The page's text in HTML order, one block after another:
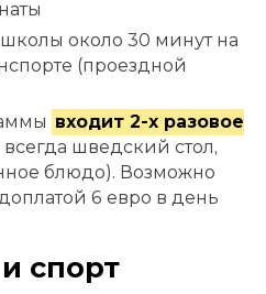
около 30 минут на
(проездной
входит 2-х разовое
всегда шведский стол,
блюдо). Возможно
6 евро в день
спорт